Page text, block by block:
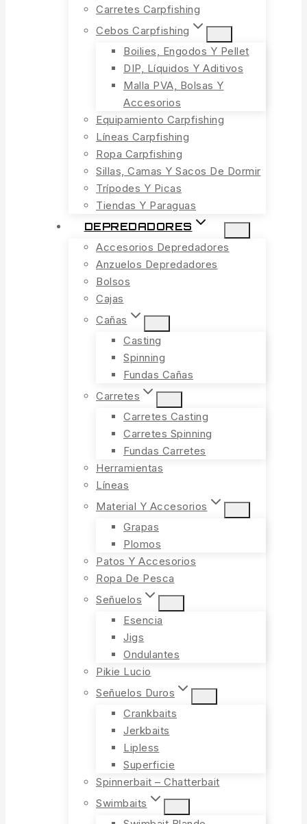
Carretes Carpfishing
Cebos Carpfishing
Boilies, Engodos Y Pellet
DIP, Líquidos Y Aditivos
Malla PVA, Bolsas Y
Accesorios
Equipamiento Carpfishing
Líneas Carpfishing
Ropa Carpfishing
Sillas, Camas Y Sacos De Dormir
Trípodes Y Picas
Tiendas Y Paraguas
DEPREDADORES
Accesorios Depredadores
Anzuelos Depredadores
Bolsos
Cajas
Cañas
Casting
Spinning
Fundas Cañas
Carretes
Carretes Casting
Carretes Spinning
Fundas Carretes
Herramientas
Líneas
Material Y Accesorios
Grapas
Plomos
Patos Y Accesorios
Ropa De Pesca
Señuelos
Esencia
Jigs
Ondulantes
Pikie Lucio
Señuelos Duros
Crankbaits
Jerkbaits
Lipless
Superficie
Spinnerbait – Chatterbait
Swimbaits